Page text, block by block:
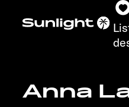
Modelli
Anna